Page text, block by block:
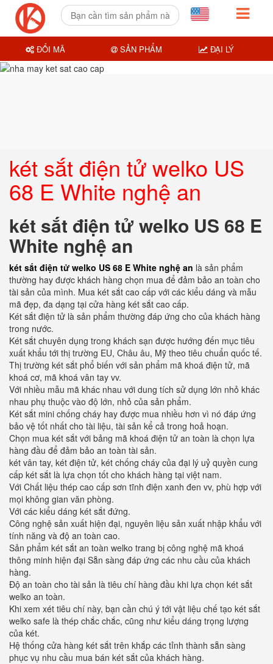
két sắt điện tử welko US
68 E White nghệ an
két sắt điện tử welko US 68 E
White nghệ an
két sắt điện tử welko US 68 E White nghệ an là sản phẩm
thường hay được khách hàng chọn mua để đảm bảo an toàn cho
tài sản của mình. Mua két sắt cao cấp với các kiểu dáng và mẫu
mã đẹp, đa dạng tại cửa hàng két sắt cao cấp.
Két sắt điện tử là sản phẩm thường đáp ứng cho của khách hàng
trong nước.
Két sắt chuyên dụng trong khách sạn được hướng đến mục tiêu
xuất khẩu tới thị trường EU, Châu âu, Mỹ theo tiêu chuẩn quốc tế.
Thị trường két sắt phổ biến với sản phẩm mã khoá điện tử, mã
khoá cơ, mã khoá vân tay vv.
Với nhiều mẫu mã khác nhau với dung tích sử dụng lớn nhỏ khác
nhau phụ thuộc vào độ lớn, nhỏ của sản phẩm.
Két sắt mini chống cháy hay được mua nhiều hơn vì nó đáp ứng
bảo vệ tốt nhất cho tài liệu, tài sản kể cả trong hoả hoạn.
Chọn mua két sắt với bảng mã khoá điện tử an toàn là chọn lựa
hàng đầu để đảm bảo an toàn tài sản.
két vân tay, két điện tử, két chống cháy của đại lý uỷ quyền cung
cấp két sắt là lựa chọn tốt cho khách hàng tại việt nam.
Với Chất liệu thép cao cấp sơn tĩnh điện xanh đen vv, phù hợp với
mọi không gian văn phòng.
Với các kiểu dáng két sắt đứng.
Công nghệ sản xuất hiện đại, nguyên liệu sản xuất nhập khẩu với
tính năng và độ an toàn cao.
Sản phẩm két sắt an toàn welko trang bị công nghệ mã khoá
thông minh hiện đại Sẵn sàng đáp ứng các nhu cầu của khách
hàng.
Độ an toàn cho tài sản là tiêu chí hàng đầu khi lựa chọn két sắt
welko an toàn.
Khi xem xét tiêu chí này, bạn cần chú ý tới vật liệu chế tạo két sắt
welko safe là thép chắc chắc, cũng như kiểu dáng trọng lượng
của két.
Hệ thống cửa hàng két sắt trên khắp các tỉnh thành sẵn sàng
phục vụ nhu cầu mua bán két sắt của khách hàng.
ĐỔI MÃ SẢN PHẨM ĐẠI LÝ